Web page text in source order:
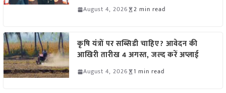
August 4, 2026 2 min read
कृषि यंत्रों पर सब्सिडी चाहिए? आवेदन की
आखिरी तारीख 4 अगस्त, जल्द करें अप्लाई
August 4, 2026 1 min read